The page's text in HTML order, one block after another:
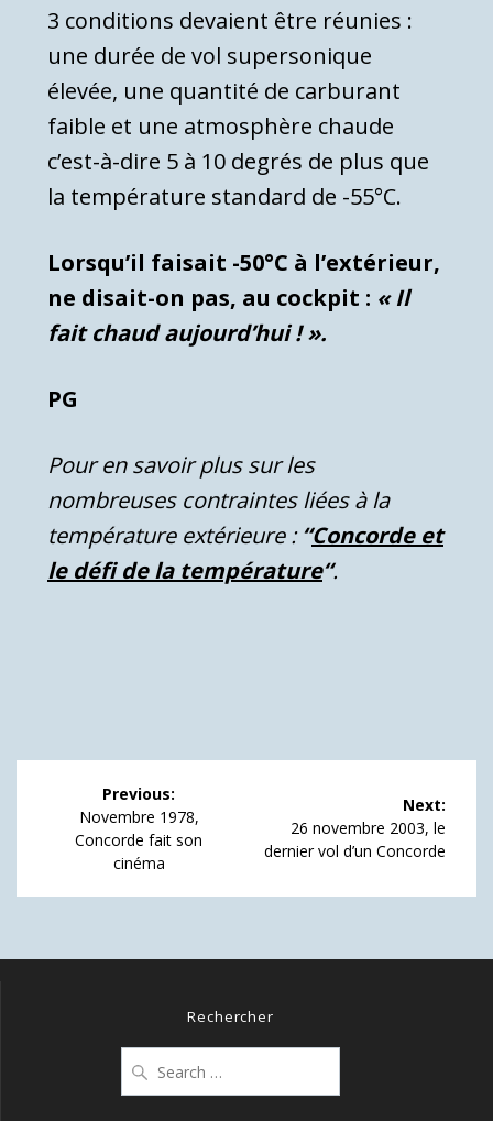
3 conditions devaient être réunies :
une durée de vol supersonique
élevée, une quantité de carburant
faible et une atmosphère chaude
c’est-à-dire 5 à 10 degrés de plus que
la température standard de -55°C.
Lorsqu’il faisait -50°C à l’extérieur,
ne disait-on pas, au cockpit : « Il
fait chaud aujourd’hui ! ».
PG
Pour en savoir plus sur les
nombreuses contraintes liées à la
température extérieure :“Concorde et
le défi de la température“.
Navigation
l’article
Previous:
Previous
post:
Novembre 1978,
Concorde fait son
cinéma
Next:
Next
post:
26 novembre 2003, le
dernier vol d’un Concorde
Rechercher
for: